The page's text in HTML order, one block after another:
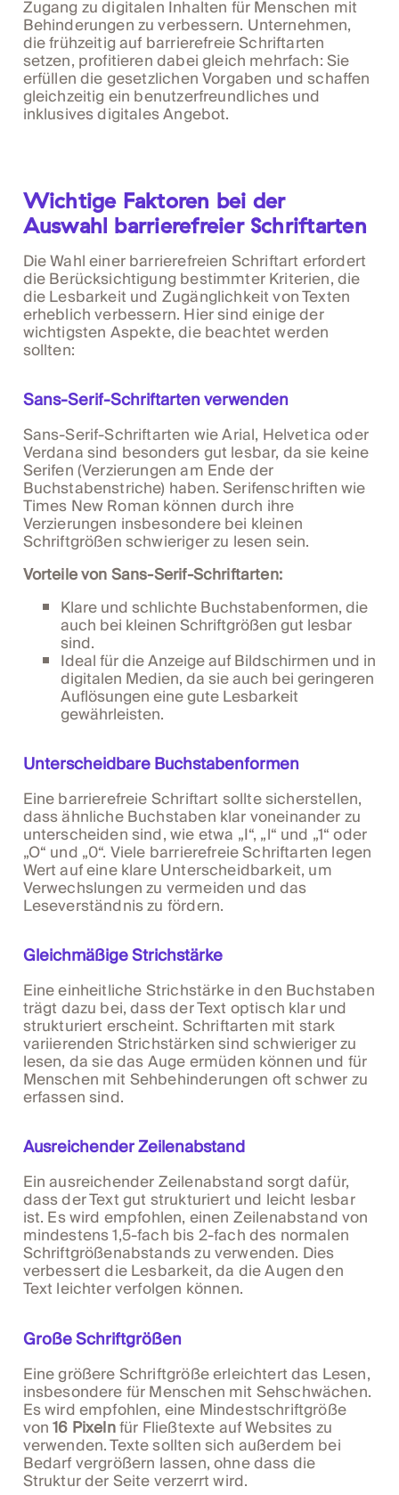
Zugang zu digitalen Inhalten für Menschen mit
Behinderungen zu verbessern. Unternehmen,
die frühzeitig auf barrierefreie Schriftarten
setzen, profitieren dabei gleich mehrfach: Sie
erfüllen die gesetzlichen Vorgaben und schaffen
gleichzeitig ein benutzerfreundliches und
inklusives digitales Angebot.
Wichtige Faktoren bei der
Auswahl barrierefreier Schriftarten
Die Wahl einer barrierefreien Schriftart erfordert
die Berücksichtigung bestimmter Kriterien, die
die Lesbarkeit und Zugänglichkeit von Texten
erheblich verbessern. Hier sind einige der
wichtigsten Aspekte, die beachtet werden
sollten:
Sans-Serif-Schriftarten verwenden
Sans-Serif-Schriftarten wie Arial, Helvetica oder
Verdana sind besonders gut lesbar, da sie keine
Serifen (Verzierungen am Ende der
Buchstabenstriche) haben. Serifenschriften wie
Times New Roman können durch ihre
Verzierungen insbesondere bei kleinen
Schriftgrößen schwieriger zu lesen sein.
Vorteile von Sans-Serif-Schriftarten:
Klare und schlichte Buchstabenformen, die
auch bei kleinen Schriftgrößen gut lesbar
sind.
Ideal für die Anzeige auf Bildschirmen und in
digitalen Medien, da sie auch bei geringeren
Auflösungen eine gute Lesbarkeit
gewährleisten.
Unterscheidbare Buchstabenformen
Eine barrierefreie Schriftart sollte sicherstellen,
dass ähnliche Buchstaben klar voneinander zu
unterscheiden sind, wie etwa „I“, „l“ und „1“ oder
„O“ und „0“. Viele barrierefreie Schriftarten legen
Wert auf eine klare Unterscheidbarkeit, um
Verwechslungen zu vermeiden und das
Leseverständnis zu fördern.
Gleichmäßige Strichstärke
Eine einheitliche Strichstärke in den Buchstaben
trägt dazu bei, dass der Text optisch klar und
strukturiert erscheint. Schriftarten mit stark
variierenden Strichstärken sind schwieriger zu
lesen, da sie das Auge ermüden können und für
Menschen mit Sehbehinderungen oft schwer zu
erfassen sind.
Ausreichender Zeilenabstand
Ein ausreichender Zeilenabstand sorgt dafür,
dass der Text gut strukturiert und leicht lesbar
ist. Es wird empfohlen, einen Zeilenabstand von
mindestens 1,5-fach bis 2-fach des normalen
Schriftgrößenabstands zu verwenden. Dies
verbessert die Lesbarkeit, da die Augen den
Text leichter verfolgen können.
Große Schriftgrößen
Eine größere Schriftgröße erleichtert das Lesen,
insbesondere für Menschen mit Sehschwächen.
Es wird empfohlen, eine Mindestschriftgröße
von16 Pixelnfür Fließtexte auf Websites zu
verwenden. Texte sollten sich außerdem bei
Bedarf vergrößern lassen, ohne dass die
Struktur der Seite verzerrt wird.